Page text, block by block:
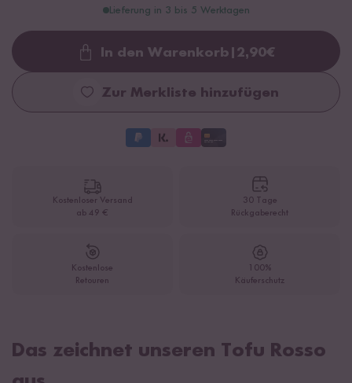
Lieferung in 3 bis 5 Werktagen
Loading...
In den Warenkorb 2,90€
Zur Merkliste hinzufügen
Kostenloser Versand
ab 49 €
30 Tage
Rückgaberecht
Kostenlose
Retouren
100%
Käuferschutz
Das zeichnet unseren Tofu Rosso